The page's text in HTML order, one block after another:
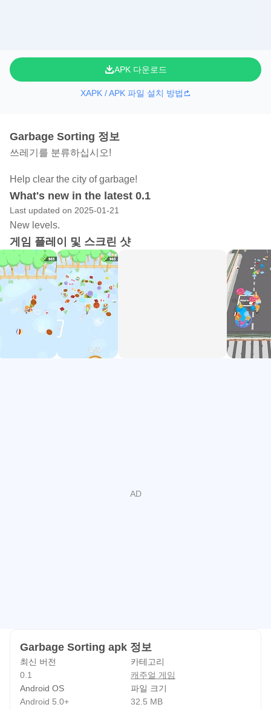
APK 다운로드
XAPK / APK 파일 설치 방법
Garbage Sorting 정보
쓰레기를 분류하십시오!
Help clear the city of garbage!
What's new in the latest 0.1
Last updated on 2025-01-21
New levels.
게임 플레이 및 스크린 샷
Garbage Sorting apk 정보
최신 버전
0.1
카테고리
캐주얼 게임
Android OS
Android 5.0+
파일 크기
32.5 MB